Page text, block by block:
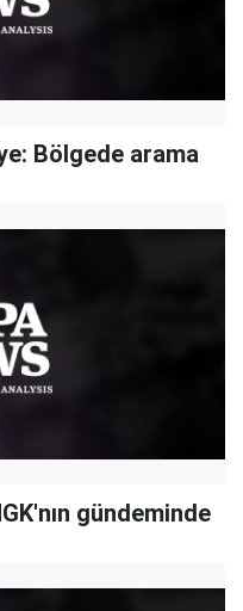
Bölgede arama
gündeminde